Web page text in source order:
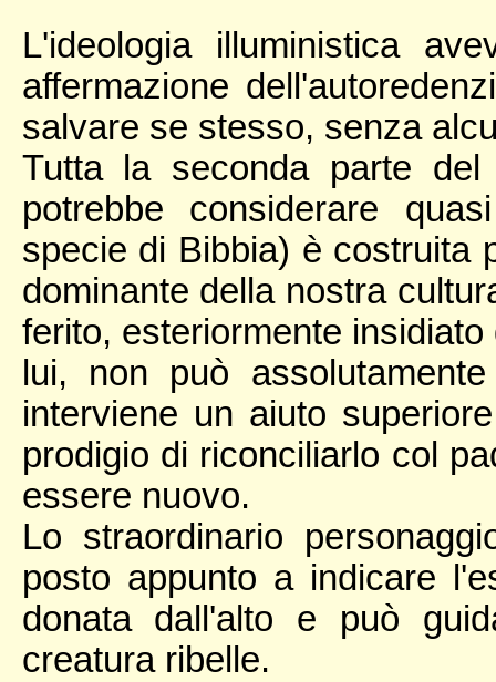
L'ideologia illuministica
affermazione
salvare se stesso, senza
Tutta la seconda parte
potrebbe considerare
specie di Bibbia) è costruita
dominante della nostra
ferito, esteriormente
lui, non può
interviene un aiuto
prodigio di riconciliarlo col
essere nuovo.
Lo straordinario
posto appunto a indicare
donata dall'alto e può
creatura ribelle.